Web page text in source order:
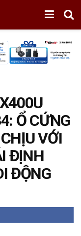
Ổ CỨNG
VỚI
ĐỊNH
ĐỘNG